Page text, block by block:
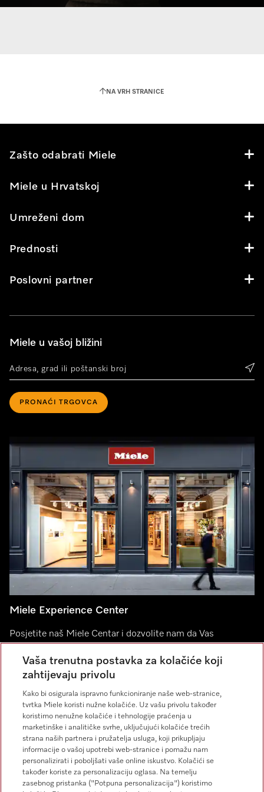
NA VRH STRANICE
Zašto odabrati Miele
Miele u Hrvatskoj
Umreženi dom
Prednosti
Poslovni partner
Miele u vašoj bližini
PRONAĆI TRGOVCA
Miele Experience Center
Posjetite naš Miele Centar i dozvolite nam da Vas
Miele Experience Center Zagreb
Kontakt 01 668 90 00
Vaša trenutna postavka za kolačiće koji
zahtijevaju privolu
Kako bi osigurala ispravno funkcioniranje naše web-stranice,
tvrtka Miele koristi nužne kolačiće. Uz vašu privolu također
koristimo nenužne kolačiće i tehnologije praćenja u
marketinške i analitičke svrhe, uključujući kolačiće trećih
strana naših partnera i pružatelja usluga, koji prikupljaju
informacije o vašoj upotrebi web-stranice i pomažu nam
personalizirati i poboljšati vaše online iskustvo. Kolačići se
također koriste za personalizaciju oglasa. Na temelju
zasebnog pristanka ("Potpuna personalizacija") koristimo